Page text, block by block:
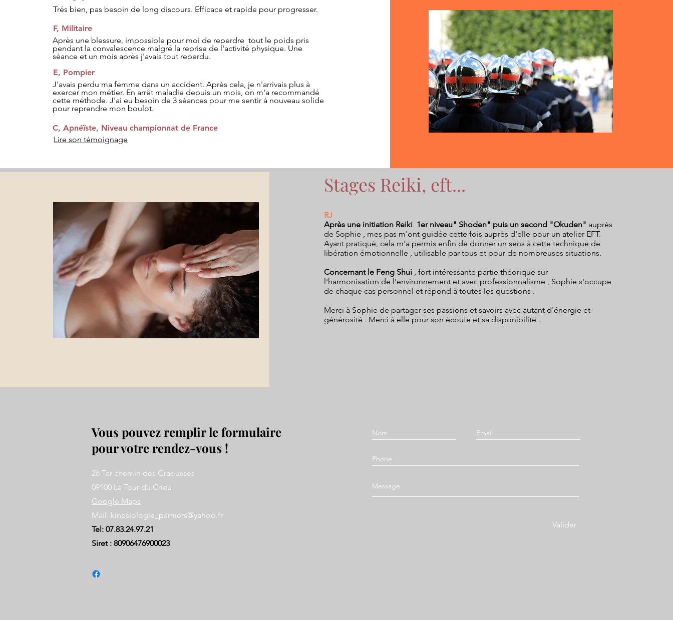
Trés bien, pas besoin de long discours. Efficace et rapide pour progresser.
F, Militaire
Après une blessure, impossible pour moi de reperdre tout le poids pris
pendant la convalescence malgré la reprise de l'activité physique. Une
séance et un mois après j'avais tout reperdu.
E, Pompier
J'avais perdu ma femme dans un accident. Après cela, je n'arrivais plus à
exercer mon métier. En arrêt maladie depuis un mois, on m'a recommandé
cette méthode. J'ai eu besoin de 3 séances pour me sentir à nouveau solide
pour reprendre mon boulot.
C, Apnéïste, Niveau championnat de France
Lire son témoignage
Stages Reiki, eft...
RJ
Après une initiation Reiki 1er niveau" Shoden" puis un second "Okuden" auprès
de Sophie , mes pas m'ont guidée cette fois auprès d'elle pour un atelier EFT.
Ayant pratiqué, cela m'a permis enfin de donner un sens à cette technique de
libération émotionnelle , utilisable par tous et pour de nombreuses situations.
Concernant le Feng Shui , fort intéressante partie théorique sur
l'harmonisation de l'environnement et avec professionnalisme , Sophie s'occupe
de chaque cas personnel et répond à toutes les questions .
Merci à Sophie de partager ses passions et savoirs avec autant d'énergie et
générosité . Merci à elle pour son écoute et sa disponibilité .
Vous pouvez remplir le formulaire
pour votre rendez-vous !
26 Ter chemin des Graousses
09100 La Tour du Crieu
Google Maps
Mail: kinesiologie_pamiers@yahoo.fr
Tel: 07.83.24.97.21
Siret : 80906476900023
Valider